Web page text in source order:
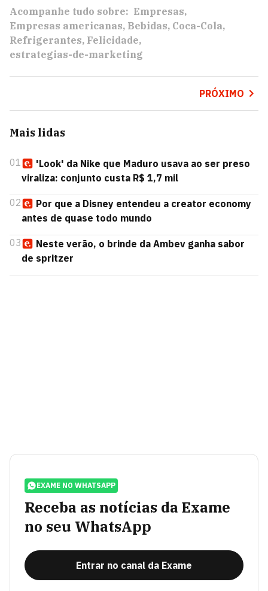
Acompanhe tudo sobre: Empresas
Empresas americanas Bebidas Coca-Cola
Refrigerantes Felicidade
estrategias-de-marketing
PRÓXIMO
Mais lidas
01
'Look' da Nike que Maduro usava ao ser preso
viraliza: conjunto custa R$ 1,7 mil
02
Por que a Disney entendeu a creator economy
antes de quase todo mundo
03
Neste verão, o brinde da Ambev ganha sabor
de spritzer
EXAME NO WHATSAPP
Receba as notícias da Exame
no seu WhatsApp
Entrar no canal da Exame